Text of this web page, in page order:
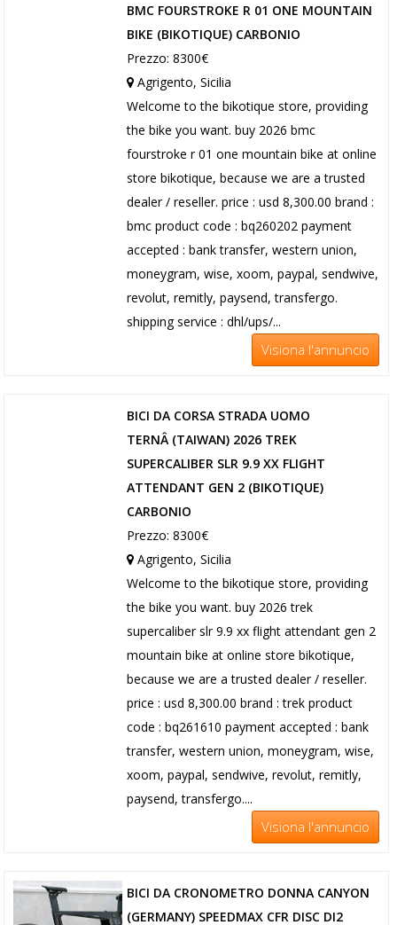
BMC FOURSTROKE R 01 ONE MOUNTAIN
BIKE (BIKOTIQUE) CARBONIO
Prezzo: 8300€
Agrigento, Sicilia
Welcome to the bikotique store, providing
the bike you want. buy 2026 bmc
fourstroke r 01 one mountain bike at online
store bikotique, because we are a trusted
dealer / reseller. price : usd 8,300.00 brand :
bmc product code : bq260202 payment
accepted : bank transfer, western union,
moneygram, wise, xoom, paypal, sendwive,
revolut, remitly, paysend, transfergo.
shipping service : dhl/ups/...
Visiona l'annuncio
BICI DA CORSA STRADA UOMO
TERNÂ (TAIWAN) 2026 TREK
SUPERCALIBER SLR 9.9 XX FLIGHT
ATTENDANT GEN 2 (BIKOTIQUE)
CARBONIO
Prezzo: 8300€
Agrigento, Sicilia
Welcome to the bikotique store, providing
the bike you want. buy 2026 trek
supercaliber slr 9.9 xx flight attendant gen 2
mountain bike at online store bikotique,
because we are a trusted dealer / reseller.
price : usd 8,300.00 brand : trek product
code : bq261610 payment accepted : bank
transfer, western union, moneygram, wise,
xoom, paypal, sendwive, revolut, remitly,
paysend, transfergo....
Visiona l'annuncio
BICI DA CRONOMETRO DONNA CANYON
(GERMANY) SPEEDMAX CFR DISC DI2